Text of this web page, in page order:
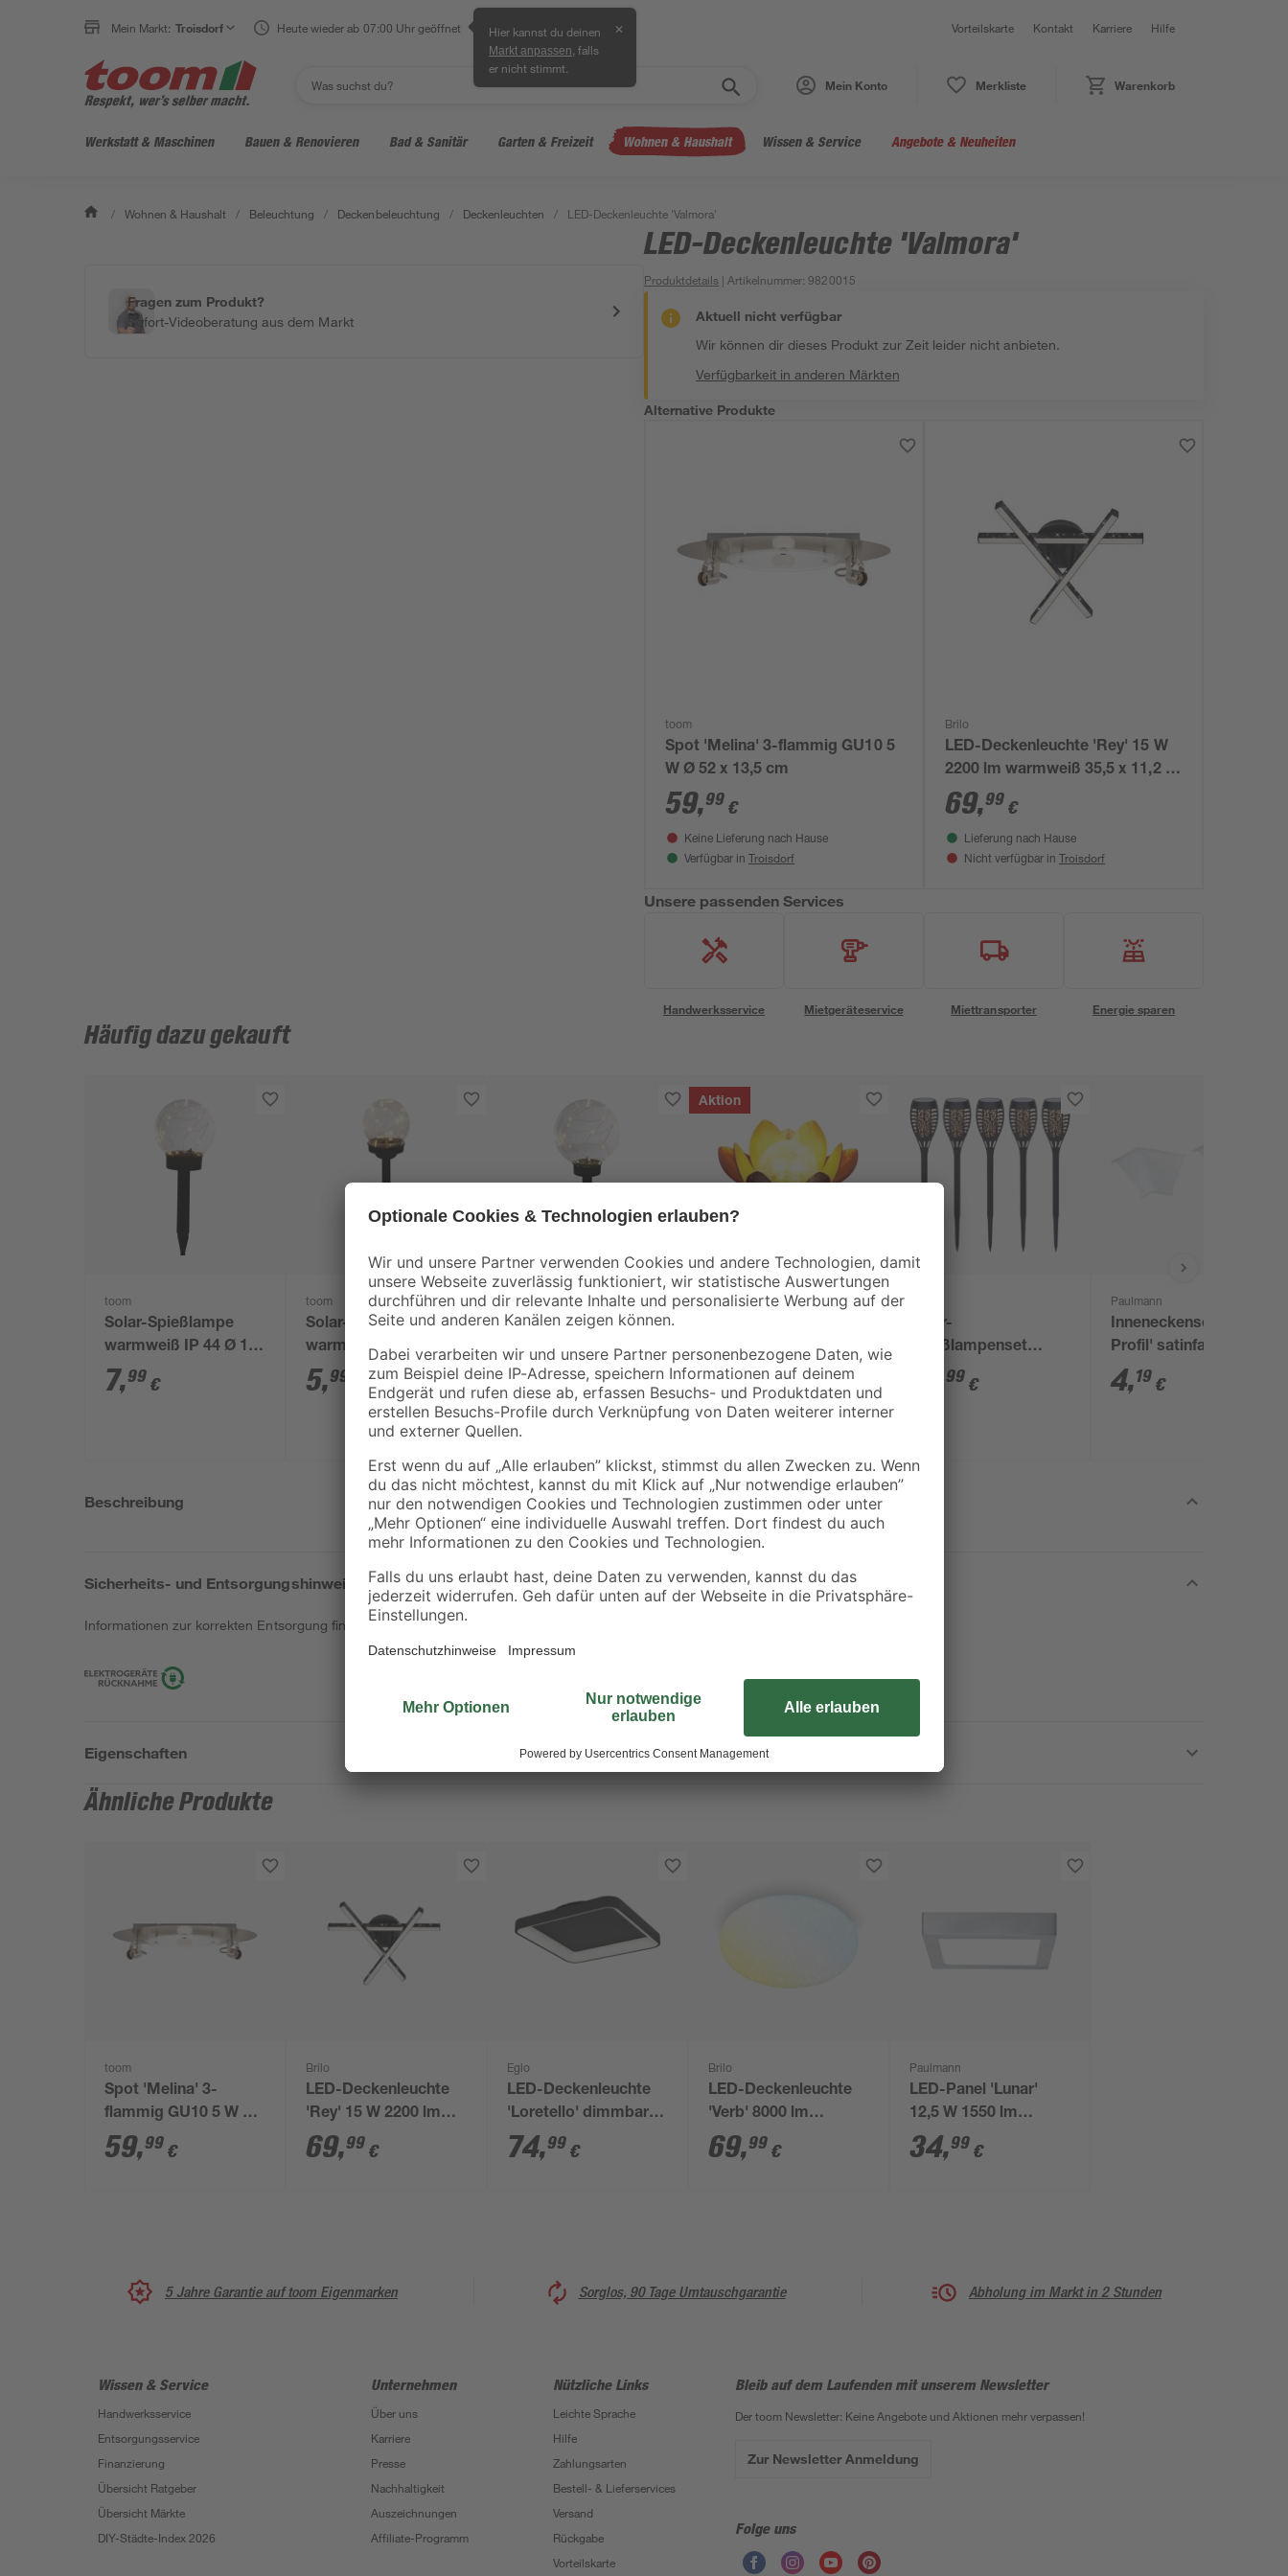
Mein Markt: Troisdorf Heute wieder ab 07:00 Uhr geöffnet Hier kannst du deinen
Markt anpassen , falls
er nicht stimmt.
✕ Vorteilskarte Kontakt Karriere Hilfe
Mein Konto Merkliste Warenkorb
Werkstatt & Maschinen Bauen & Renovieren Bad & Sanitär Garten & Freizeit Wohnen & Haushalt Wissen & Service Angebote & Neuheiten
/ Wohnen & Haushalt / Beleuchtung / Deckenbeleuchtung / Deckenleuchten / LED-Deckenleuchte 'Valmora'
Fragen zum Produkt?
Sofort-Videoberatung aus dem Markt
LED-Deckenleuchte 'Valmora'
Produktdetails | Artikelnummer:9820015
Aktuell nicht verfügbar
Wir können dir dieses Produkt zur Zeit leider nicht anbieten.
Verfügbarkeit in anderen Märkten
Alternative Produkte
toom
Spot 'Melina' 3-flammig GU10 5
W Ø 52 x 13,5 cm
59,99 €
Keine Lieferung nach Hause
Verfügbar in Troisdorf
Brilo
LED-Deckenleuchte 'Rey' 15 W
2200 lm warmweiß 35,5 x 11,2 x
40 cm
69,99 €
Lieferung nach Hause
Nicht verfügbar in Troisdorf
Unsere passenden Services
Handwerksservice Mietgeräteservice Miettransporter Energie sparen
Häufig dazu gekauft
toom
Solar-Spießlampe
warmweiß IP 44 Ø 15
x 44 cm
7,99 €
toom
Solar-Spießlampe
warmweiß IP 44 Ø 10
x 39 cm
5,99
toom
Solar-Spießlampe
warmweiß IP 44 Ø 20
x 54,5 cm
12,99 €
Aktion
toom
Außentischlampe
warmweiß IP 44 Ø 27
x 11,5 cm
9,99 €
Solar-
Spießlampenset
warmweiß IP 44 7,5 x
43 cm 5 Stück
99 €
Paulmann
Inneneckenset 'Delta
Profil' satinfarben 2
Stück
4,19 €
Beschreibung
Sicherheits- und Entsorgungshinweise
Informationen zur korrekten Entsorgung findest duhier.
Eigenschaften
Ähnliche Produkte
toom
Spot 'Melina' 3-
flammig GU10 5 W Ø
52 x 13,5 cm
59,99 €
Brilo
LED-Deckenleuchte
'Rey' 15 W 2200 lm
warmweiß 35,5 x 11,2
x 40 cm
69,99 €
Eglo
LED-Deckenleuchte
'Loretello' dimmbar
1440 lm warmweiß
bis tageslichtweiß 35
74,99 €
Brilo
LED-Deckenleuchte
'Verb' 8000 lm
neutralweiß Ø 56 x 8,5
cm
69,99 €
Paulmann
LED-Panel 'Lunar'
12,5 W 1550 lm
warmweiß 22,5 x 3,8 x
22,5 cm
34,99 €
5 Jahre Garantie auf toom Eigenmarken Sorglos, 90 Tage Umtauschgarantie Abholung im Markt in 2 Stunden
Wissen & Service
Handwerksservice
Entsorgungsservice
Finanzierung
Übersicht Ratgeber
Übersicht Märkte
DIY-Städte-Index 2026
Unternehmen
Über uns
Karriere
Presse
Nachhaltigkeit
Auszeichnungen
Affiliate-Programm
Nützliche Links
Leichte Sprache
Hilfe
Zahlungsarten
Bestell- & Lieferservices
Versand
Rückgabe
Vorteilskarte
Bleib auf dem Laufenden mit unserem Newsletter
Der toom Newsletter: Keine Angebote und Aktionen mehr verpassen!
Zur Newsletter Anmeldung
Folge uns